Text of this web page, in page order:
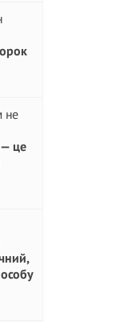
— це